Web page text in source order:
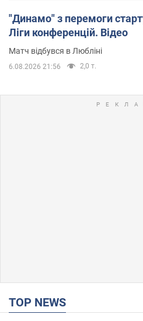
"Динамо" з перемоги
Ліги конференцій. Відео
Матч відбувся в Любліні
6.08.2026 21:56 2,0 т.
TOP NEWS